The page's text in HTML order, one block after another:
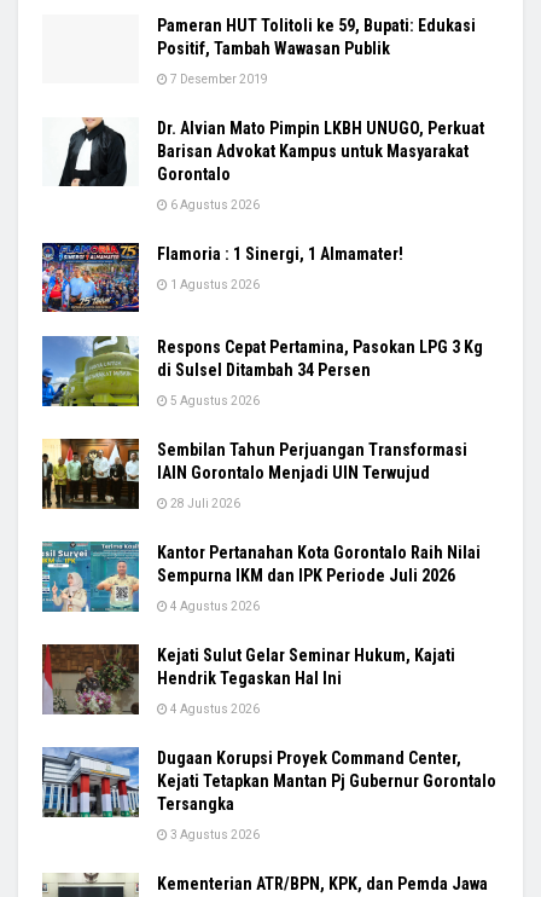
Pameran HUT Tolitoli ke 59, Bupati: Edukasi
Positif, Tambah Wawasan Publik
7 Desember 2019
Dr. Alvian Mato Pimpin LKBH UNUGO, Perkuat
Barisan Advokat Kampus untuk Masyarakat
Gorontalo
6 Agustus 2026
Flamoria : 1 Sinergi, 1 Almamater!
1 Agustus 2026
Respons Cepat Pertamina, Pasokan LPG 3 Kg
di Sulsel Ditambah 34 Persen
5 Agustus 2026
Sembilan Tahun Perjuangan Transformasi
IAIN Gorontalo Menjadi UIN Terwujud
28 Juli 2026
Kantor Pertanahan Kota Gorontalo Raih Nilai
Sempurna IKM dan IPK Periode Juli 2026
4 Agustus 2026
Kejati Sulut Gelar Seminar Hukum, Kajati
Hendrik Tegaskan Hal Ini
4 Agustus 2026
Dugaan Korupsi Proyek Command Center,
Kejati Tetapkan Mantan Pj Gubernur Gorontalo
Tersangka
3 Agustus 2026
Kementerian ATR/BPN, KPK, dan Pemda Jawa